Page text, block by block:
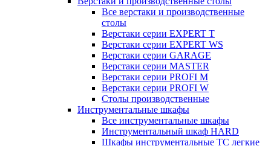
Все верстаки и производственные
столы
Верстаки серии EXPERT T
Верстаки серии EXPERT WS
Верстаки серии GARAGE
Верстаки серии MASTER
Верстаки серии PROFI M
Верстаки серии PROFI W
Столы производственные
Инструментальные шкафы
Все инструментальные шкафы
Инструментальный шкаф HARD
Шкафы инструментальные ТС легкие